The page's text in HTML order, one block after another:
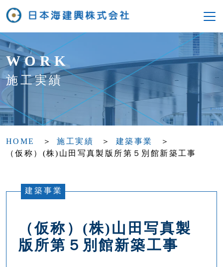
WORK
施工実績
HOME 施工実績
建築事業
（仮称）(株)山田写真製版所第５別館新築工事
（仮称）(株)山田写真製
版所第５別館新築工事
建築事業